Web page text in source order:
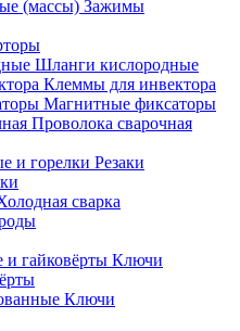
Зажимы
Шланги кислородные
Клеммы для инвектора
Магнитные фиксаторы
Проволока сварочная
Резаки
сварка
Ключи
Ключи